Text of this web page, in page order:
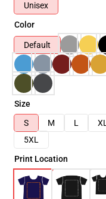
Unisex
Color
Default
Size
S
M L XL
5XL
Print Location